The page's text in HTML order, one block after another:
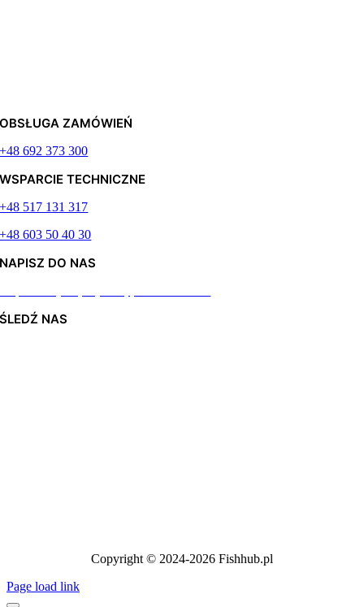
OBSŁUGA ZAMÓWIEŃ
+48 692 373 300
WSPARCIE TECHNICZNE
+48 517 131 317
+48 603 50 40 30
NAPISZ DO NAS
ŚLEDŹ NAS
Copyright © 2024-2026 Fishhub.pl
Page load link